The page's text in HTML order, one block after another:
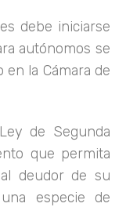
debe iniciarse
autónomos se
la Cámara de
de Segunda
que permita
deudor de su
especie de